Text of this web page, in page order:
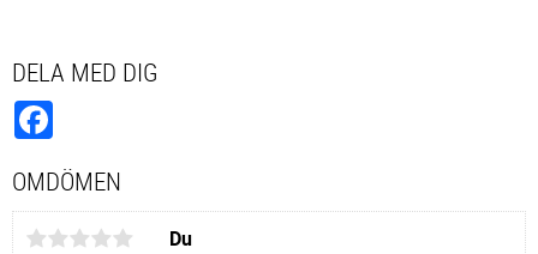
DELA MED DIG
OMDÖMEN
Du